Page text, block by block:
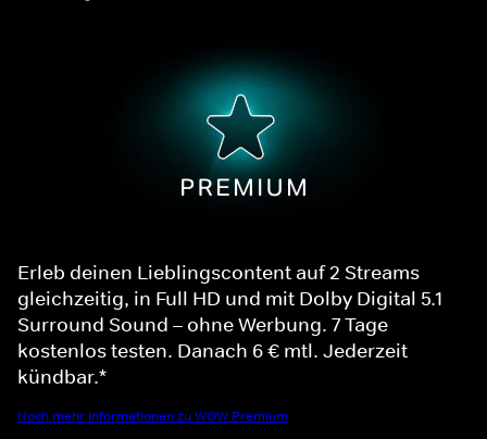
Erleb deinen Lieblingscontent auf 2 Streams
gleichzeitig, in Full HD und mit Dolby Digital 5.1
Surround Sound – ohne Werbung. 7 Tage
kostenlos testen. Danach 6 € mtl. Jederzeit
kündbar.*
Noch mehr Informationen zu WOW Premium